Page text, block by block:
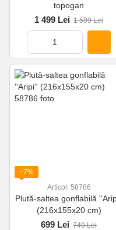
topogan
1 499 Lei 1 599 Lei
−7%
Articol: 58786
Plută-saltea gonflabilă
(216x155x20 cm)
699 Lei 749 Lei